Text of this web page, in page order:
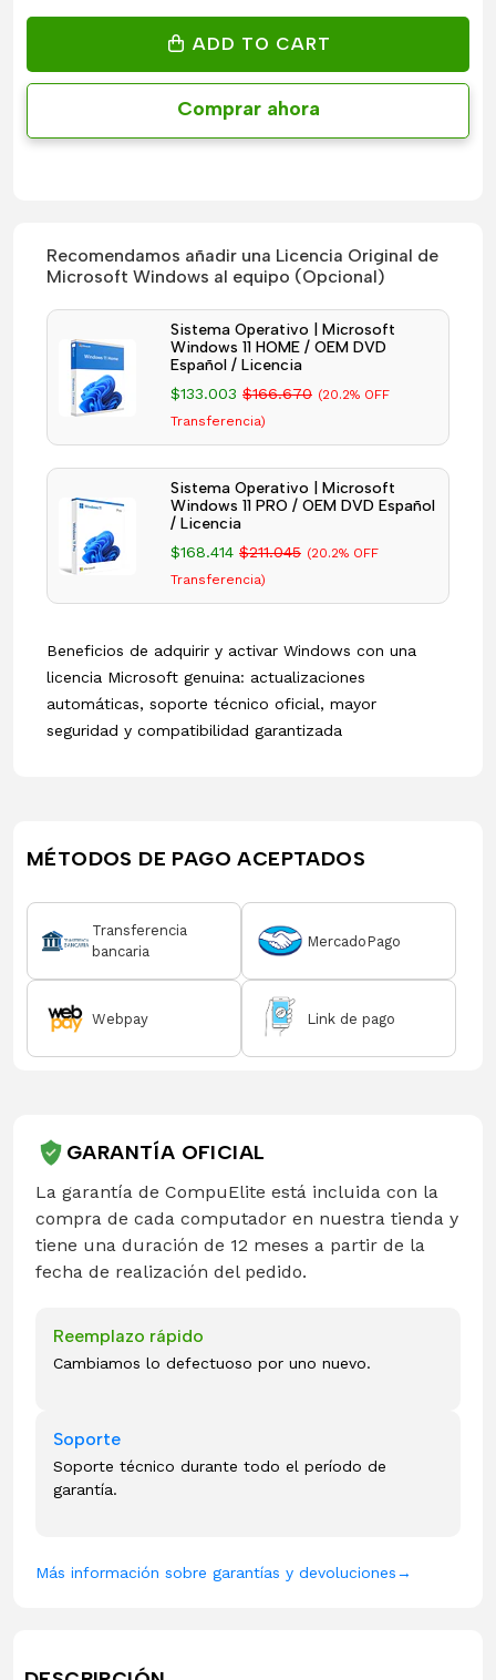
ADD TO CART
Comprar ahora
Recomendamos añadir una Licencia Original de
Microsoft Windows al equipo (Opcional)
Sistema Operativo | Microsoft
Windows 11 HOME / OEM DVD
Español / Licencia
$133.003 $166.670 (20.2% OFF
Transferencia)
Sistema Operativo | Microsoft
Windows 11 PRO / OEM DVD Español
/ Licencia
$168.414 $211.045 (20.2% OFF
Transferencia)
Beneficios de adquirir y activar Windows con una
licencia Microsoft genuina: actualizaciones
automáticas, soporte técnico oficial, mayor
seguridad y compatibilidad garantizada
MÉTODOS DE PAGO ACEPTADOS
Transferencia
bancaria
MercadoPago
Webpay Link de pago
GARANTÍA OFICIAL
La garantía de CompuElite está incluida con la
compra de cada computador en nuestra tienda y
tiene una duración de 12 meses a partir de la
fecha de realización del pedido.
Reemplazo rápido
Cambiamos lo defectuoso por uno nuevo.
Soporte
Soporte técnico durante todo el período de
garantía.
Más información sobre garantías y devoluciones→